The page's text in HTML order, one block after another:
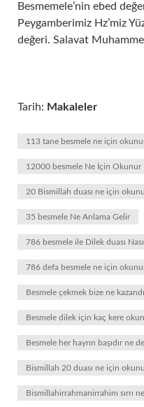
Besmemele’nin ebed
Peygamberimiz Hz’miz
değeri. Salavat
Tarih: Makaleler
113 tane besmele ne için
12000 besmele Ne İçin Okunur
20 Bismillah duası ne için
35 besmele Ne Anlama Gelir
786 besmele ile Dilek duası Nasıl
786 defa besmele ne için
Besmele çekmek bize ne
Besmele dilek için kaç kere
Besmele her hayrın başıdır ne
Bismillah 20 duası ne için
Bismillahirrahmanirrahim sırrı